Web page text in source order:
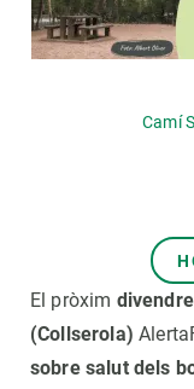
Camí
El pròxim
(Collserola)
sobre salut dels